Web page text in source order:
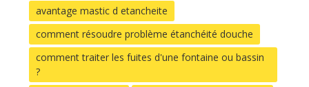
avantage mastic d etancheite
comment résoudre problème étanchéité douche
comment traiter les fuites d'une fontaine ou bassin
?